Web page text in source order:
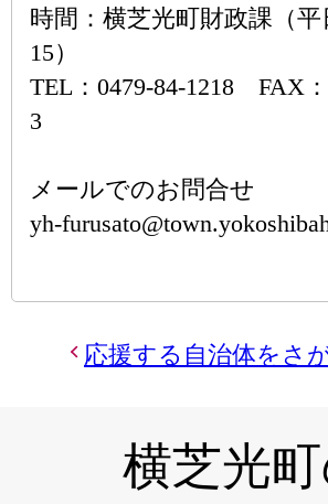
時間：横芝光町財政課（平
15）
TEL：0479-84-1218 FAX：
3
メールでのお問合せ
yh-
応援する自治体をさ
横芝光